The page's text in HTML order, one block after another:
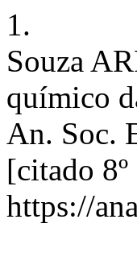
1.
Souza
químico
An. Soc.
[citado
https://